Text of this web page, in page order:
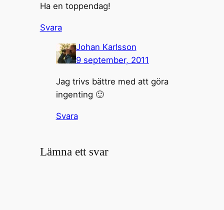
Ha en toppendag!
Svara
Johan Karlsson
9 september, 2011
Jag trivs bättre med att göra
ingenting 🙂
Svara
Lämna ett svar